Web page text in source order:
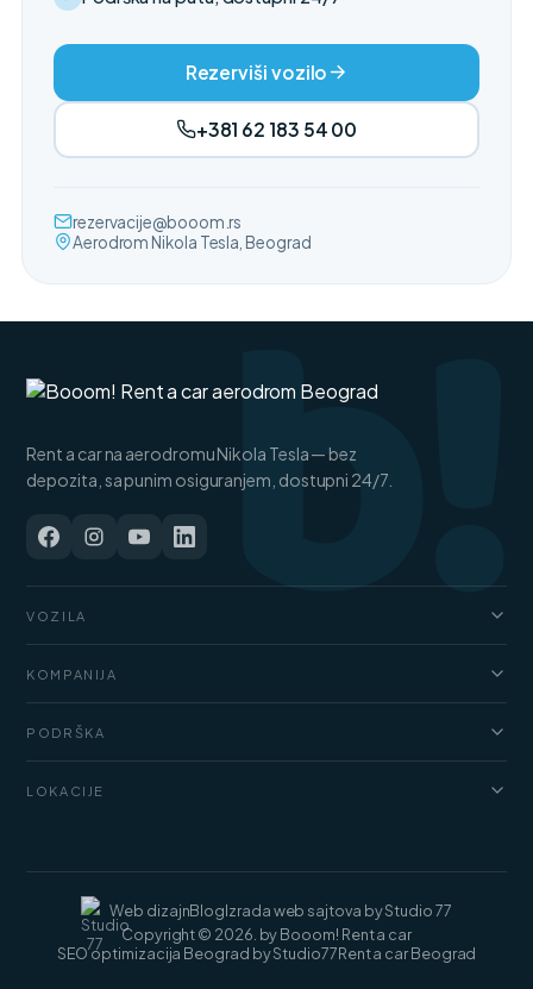
Rezerviši vozilo
+381 62 183 54 00
rezervacije@booom.rs
Aerodrom Nikola Tesla, Beogradb!
Rent a car na aerodromu Nikola Tesla — bez
depozita, sa punim osiguranjem, dostupni 24/7.
VOZILA
Kombi
Luksuzni automobili
KOMPANIJA
Blog
PODRŠKA
LOKACIJE
Web dizajnBlogIzrada web sajtova by Studio 77
Copyright © 2026. by Booom! Rent a car
SEO optimizacija Beograd by Studio77Rent a car Beograd